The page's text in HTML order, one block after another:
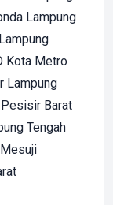
Lampung
Kota Metro
Lampung
Barat
Tengah